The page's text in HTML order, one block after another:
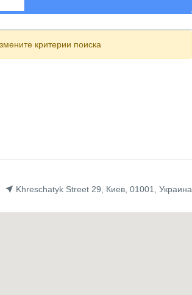
критерии поиска
Khreschatyk Street 29, Киев, 01001, Украина